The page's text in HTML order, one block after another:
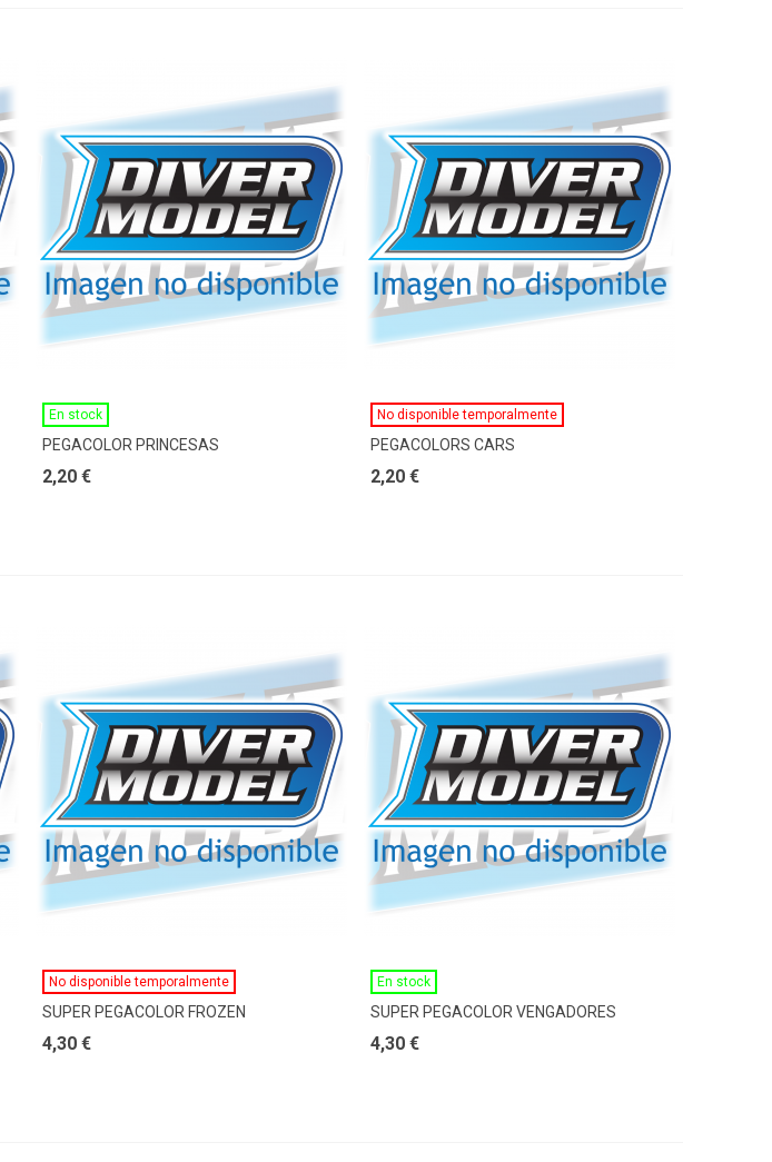
En stock
PEGACOLOR PRINCESAS
2,20 €
Ver Más
No disponible temporalmente
PEGACOLORS CARS
2,20 €
Ver Más
No disponible temporalmente
SUPER PEGACOLOR FROZEN
4,30 €
En stock
SUPER PEGACOLOR VENGADORES
4,30 €